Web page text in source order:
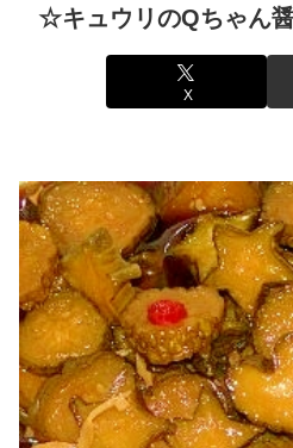
☆キュウリのQちゃん
X